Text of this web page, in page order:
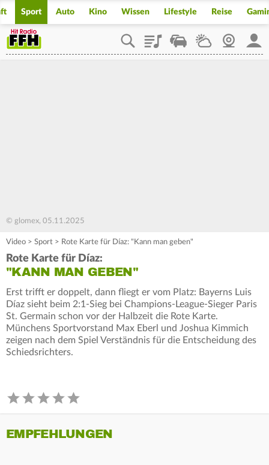
Sport Auto Kino Wissen Lifestyle Reise
PlaylistStaupilotWetterWebcam
© glomex, 05.11.2025
Video > Sport > Rote Karte für Díaz: "Kann man geben"
Rote Karte für Díaz:
"KANN MAN GEBEN"
Erst trifft er doppelt, dann fliegt er vom Platz: Bayerns Luis
Díaz sieht beim 2:1-Sieg bei Champions-League-Sieger Paris
St. Germain schon vor der Halbzeit die Rote Karte.
Münchens Sportvorstand Max Eberl und Joshua Kimmich
zeigen nach dem Spiel Verständnis für die Entscheidung des
Schiedsrichters.
EMPFEHLUNGEN